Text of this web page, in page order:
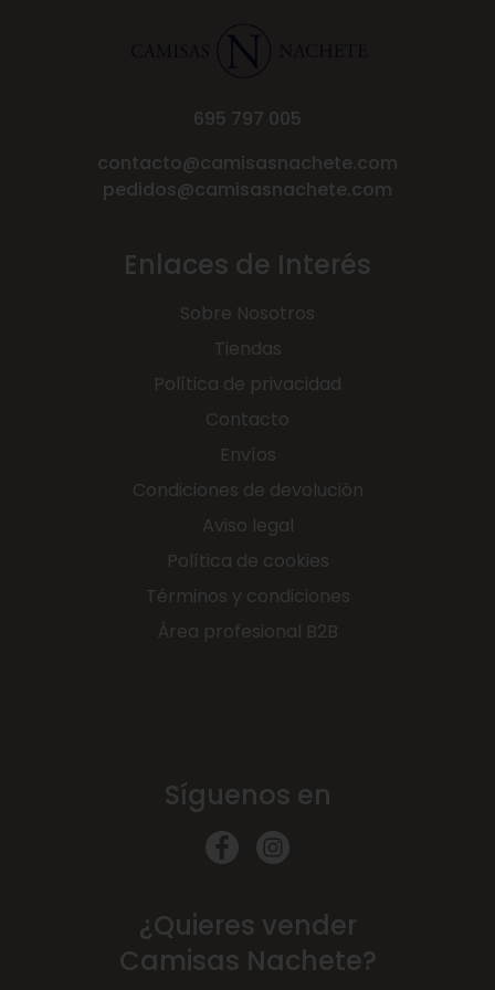
695 797 005
contacto@camisasnachete.com
pedidos@camisasnachete.com
Enlaces de Interés
Sobre Nosotros
Tiendas
Política de privacidad
Contacto
Envíos
Condiciones de devolución
Aviso legal
Política de cookies
Términos y condiciones
Área profesional B2B
Síguenos en
¿Quieres vender
Camisas Nachete?